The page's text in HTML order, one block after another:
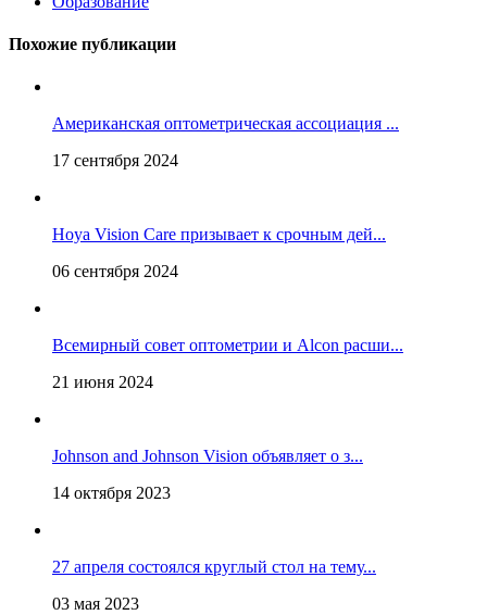
Похожие публикации
Американская оптометрическая ассоциация ...
17 сентября 2024
Hoya Vision Care призывает к срочным дей...
06 сентября 2024
Всемирный совет оптометрии и Alcon расши...
21 июня 2024
Johnson and Johnson Vision объявляет о з...
14 октября 2023
27 апреля состоялся круглый стол на тему...
03 мая 2023